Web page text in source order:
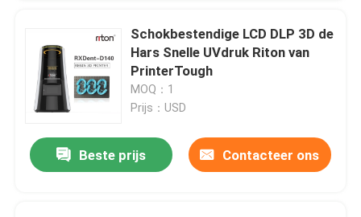
Schokbestendige LCD DLP 3D de
Hars Snelle UVdruk Riton van
PrinterTough
MOQ：1
Prijs：USD
Beste prijs Contacteer ons